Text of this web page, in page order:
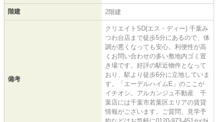
階建 2階建
備考
クリエイトSD(エス・ディー) 千葉み
つわ台店まで徒歩5分にあるので、体
調が悪くなっても安心。利便性が高
くお問い合わせの多い敷地内ゴミ置
き場です。好評の駅近物件となって
おり、駅より徒歩6分に立地していま
す。「エーデルハイムE」のここが
イチオシ。アルカンジュ不動産 千
葉店には千葉市若葉区エリアの賃貸
情報がございます。ご質問、見学予